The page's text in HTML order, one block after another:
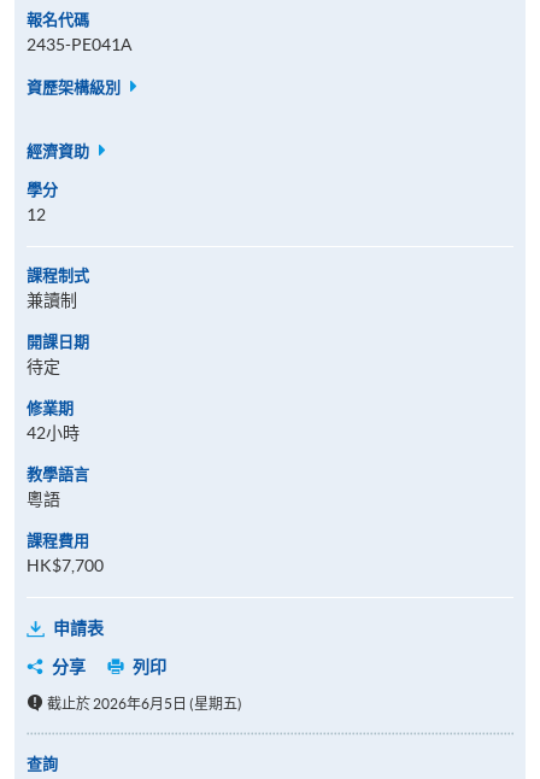
報名代碼
2435-PE041A
資歷架構級別
經濟資助
學分
12
課程制式
兼讀制
開課日期
待定
修業期
42小時
教學語言
粵語
課程費用
HK$7,700
申請表
分享
列印
截止於 2026年6月5日 (星期五)
查詢